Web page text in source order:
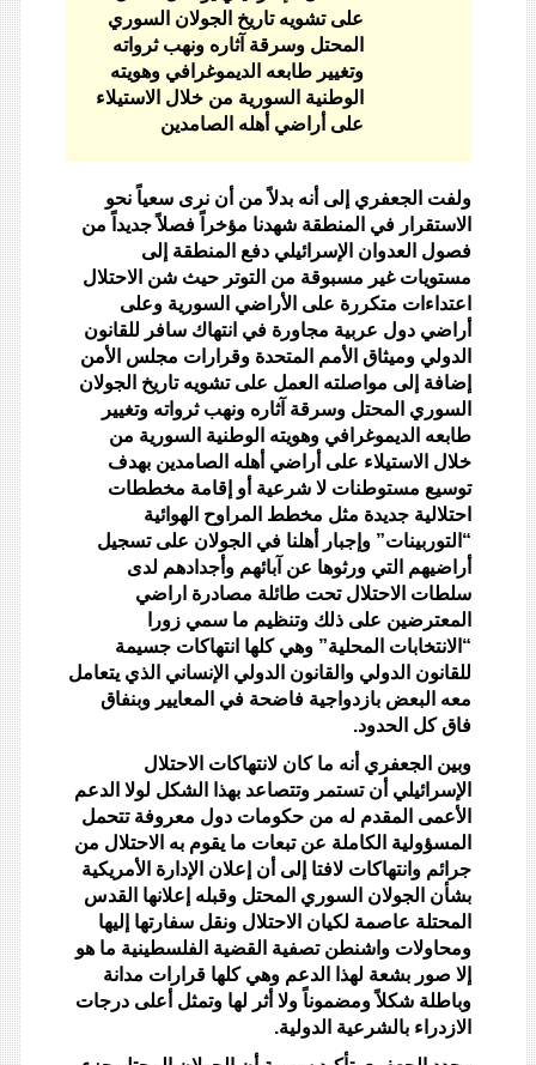
على تشويه تاريخ الجولان السوري
المحتل وسرقة آثاره ونهب ثرواته
وتغيير طابعه الديموغرافي وهويته
الوطنية السورية من خلال الاستيلاء
على أراضي أهله الصامدين
ولفت الجعفري إلى أنه بدلاً من أن نرى سعياً نحو
الاستقرار في المنطقة شهدنا مؤخراً فصلاً جديداً من
فصول العدوان الإسرائيلي دفع المنطقة إلى
مستويات غير مسبوقة من التوتر حيث شن الاحتلال
اعتداءات متكررة على الأراضي السورية وعلى
أراضي دول عربية مجاورة في انتهاك سافر للقانون
الدولي وميثاق الأمم المتحدة وقرارات مجلس الأمن
إضافة إلى مواصلته العمل على تشويه تاريخ الجولان
السوري المحتل وسرقة آثاره ونهب ثرواته وتغيير
طابعه الديموغرافي وهويته الوطنية السورية من
خلال الاستيلاء على أراضي أهله الصامدين بهدف
توسيع مستوطنات لا شرعية أو إقامة مخططات
احتلالية جديدة مثل مخطط المراوح الهوائية
“التوربينات” وإجبار أهلنا في الجولان على تسجيل
أراضيهم التي ورثوها عن آبائهم وأجدادهم لدى
سلطات الاحتلال تحت طائلة مصادرة اراضي
المعترضين على ذلك وتنظيم ما سمي زورا
“الانتخابات المحلية” وهي كلها انتهاكات جسيمة
للقانون الدولي والقانون الدولي الإنساني الذي يتعامل
معه البعض بازدواجية فاضحة في المعايير وبنفاق
فاق كل الحدود.
وبين الجعفري أنه ما كان لانتهاكات الاحتلال
الإسرائيلي أن تستمر وتتصاعد بهذا الشكل لولا الدعم
الأعمى المقدم له من حكومات دول معروفة تتحمل
المسؤولية الكاملة عن تبعات ما يقوم به الاحتلال من
جرائم وانتهاكات لافتا إلى أن إعلان الإدارة الأمريكية
بشأن الجولان السوري المحتل وقبله إعلانها القدس
المحتلة عاصمة لكيان الاحتلال ونقل سفارتها إليها
ومحاولات واشنطن تصفية القضية الفلسطينية ما هو
إلا صور بشعة لهذا الدعم وهي كلها قرارات مدانة
وباطلة شكلاً ومضموناً ولا أثر لها وتمثل أعلى درجات
الازدراء بالشرعية الدولية.